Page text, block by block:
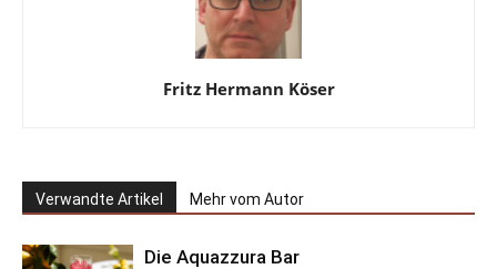
Fritz Hermann Köser
Verwandte Artikel Mehr vom Autor
Die Aquazzura Bar